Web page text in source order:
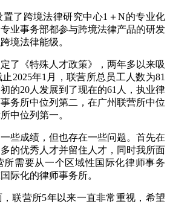
了跨境法律研究中心1＋N的专业化
业事务部都参与跨境法律产品的研发
境法律能级。
了《特殊人才政策》，两年多以来吸
2025年1月，联营所总员工人数为81
的20人发展到了现在的61人，执业律
务所中位列第二，在广州联营所中位
中位列第一。
些成绩，但也存在一些问题。首先在
的优秀人才并留住人才，同时我所面
所需要从一个区域性国际化律师事务
际化的律师事务所。
联营所5年以来一直非常重视，希望